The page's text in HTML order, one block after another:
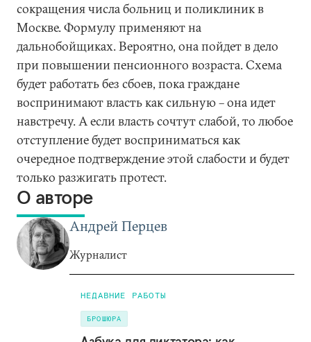
сокращения числа больниц и поликлиник в
Москве. Формулу применяют на
дальнобойщиках. Вероятно, она пойдет в дело
при повышении пенсионного возраста. Схема
будет работать без сбоев, пока граждане
воспринимают власть как сильную – она идет
навстречу. А если власть сочтут слабой, то любое
отступление будет восприниматься как
очередное подтверждение этой слабости и будет
только разжигать протест.
О авторе
Андрей Перцев
Журналист
НЕДАВНИЕ РАБОТЫ
БРОШЮРА